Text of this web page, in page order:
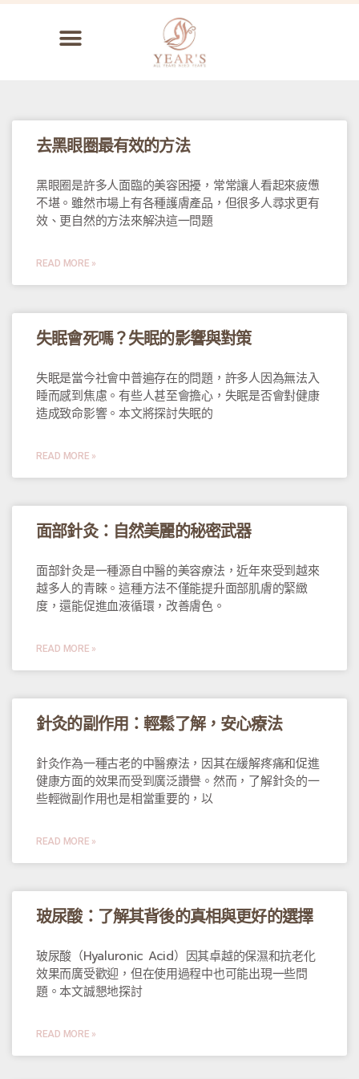
去黑眼圈最有效的方法
黑眼圈是許多人面臨的美容困擾，常常讓人看起來疲憊
不堪。雖然市場上有各種護膚產品，但很多人尋求更有
效、更自然的方法來解決這一問題
READ MORE »
失眠會死嗎？失眠的影響與對策
失眠是當今社會中普遍存在的問題，許多人因為無法入
睡而感到焦慮。有些人甚至會擔心，失眠是否會對健康
造成致命影響。本文將探討失眠的
READ MORE »
面部針灸：自然美麗的秘密武器
面部針灸是一種源自中醫的美容療法，近年來受到越來
越多人的青睞。這種方法不僅能提升面部肌膚的緊緻
度，還能促進血液循環，改善膚色。
READ MORE »
針灸的副作用：輕鬆了解，安心療法
針灸作為一種古老的中醫療法，因其在緩解疼痛和促進
健康方面的效果而受到廣泛讚譽。然而，了解針灸的一
些輕微副作用也是相當重要的，以
READ MORE »
玻尿酸：了解其背後的真相與更好的選擇
玻尿酸（Hyaluronic Acid）因其卓越的保濕和抗老化
效果而廣受歡迎，但在使用過程中也可能出現一些問
題。本文誠懇地探討
READ MORE »